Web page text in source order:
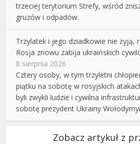
trzeciej terytorium Strefy, wśród
gruzów i odpadów.
Trzylatek i jego dziadkowie nie żyją,
Rosja znowu zabija ukraińskich
8 sierpnia 2026
Cztery osoby, w tym trzyletni
piątku na sobotę w rosyjskich
byli zwykli ludzie i cywilna
sobotę prezydent Ukrainy
Zobacz artykuł z